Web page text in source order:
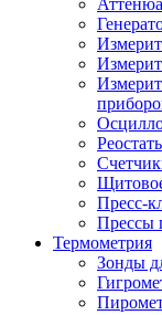
Пресс-
Прессы
Термометрия
Зонды